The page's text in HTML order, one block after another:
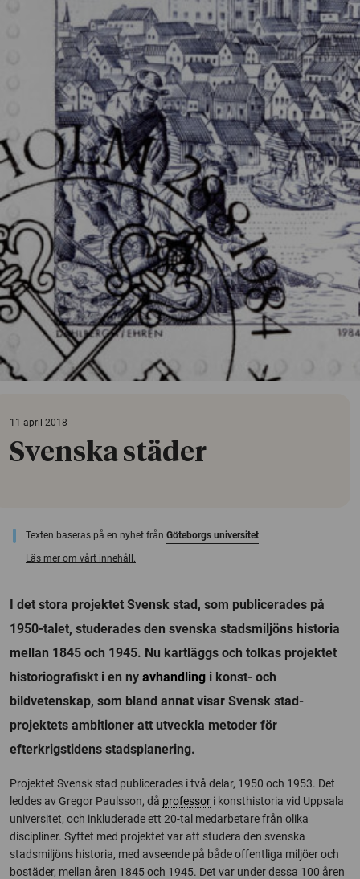
11 april 2018
Svenska städer
Texten baseras på en nyhet från Göteborgs universitet
Läs mer om vårt innehåll.
I det stora projektet Svensk stad, som publicerades på
1950-talet, studerades den svenska stadsmiljöns historia
mellan 1845 och 1945. Nu kartläggs och tolkas projektet
historiografiskt i en ny avhandling i konst- och
bildvetenskap, som bland annat visar Svensk stad-
projektets ambitioner att utveckla metoder för
efterkrigstidens stadsplanering.
Projektet Svensk stad publicerades i två delar, 1950 och 1953. Det
leddes av Gregor Paulsson, då professor i konsthistoria vid Uppsala
universitet, och inkluderade ett 20-tal medarbetare från olika
discipliner. Syftet med projektet var att studera den svenska
stadsmiljöns historia, med avseende på både offentliga miljöer och
bostäder, mellan åren 1845 och 1945. Det var under dessa 100 åren